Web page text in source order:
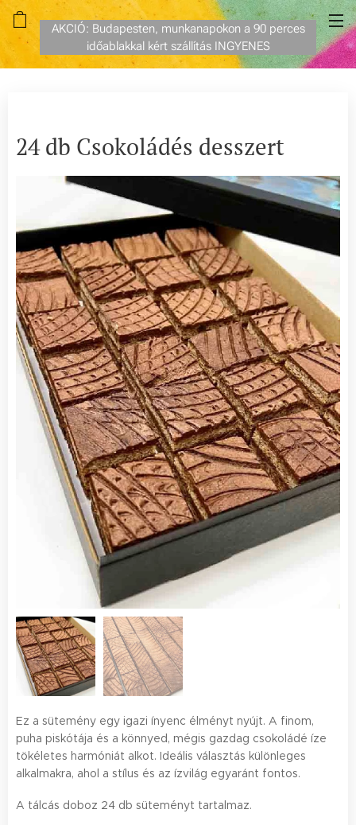
AKCIÓ: Budapesten, munkanapokon a 90 perces
időablakkal kért szállítás INGYENES
24 db Csokoládés desszert
Ez a sütemény egy igazi ínyenc élményt nyújt. A finom,
puha piskótája és a könnyed, mégis gazdag csokoládé íze
tökéletes harmóniát alkot. Ideális választás különleges
alkalmakra, ahol a stílus és az ízvilág egyaránt fontos.
A tálcás doboz 24 db süteményt tartalmaz.